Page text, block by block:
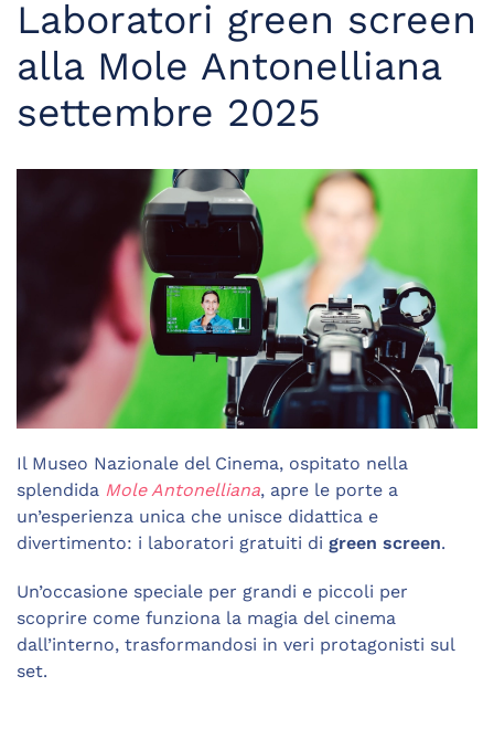
Laboratori green screen
alla Mole Antonelliana
settembre 2025
Il Museo Nazionale del Cinema, ospitato nella
splendida Mole Antonelliana, apre le porte a
un’esperienza unica che unisce didattica e
divertimento: i laboratori gratuiti di green screen.
Un’occasione speciale per grandi e piccoli per
scoprire come funziona la magia del cinema
dall’interno, trasformandosi in veri protagonisti sul
set.